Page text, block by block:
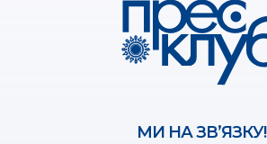
МИ НА ЗВ’ЯЗКУ!